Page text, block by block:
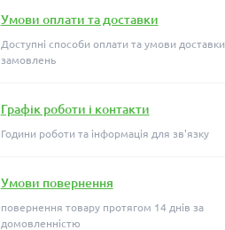
Умови оплати та доставки
Доступні способи оплати та умови доставки
замовлень
Графік роботи і контакти
Години роботи та інформація для зв'язку
Умови повернення
повернення товару протягом 14 днів за
домовленністю